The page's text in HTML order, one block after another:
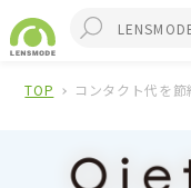
TOP コンタクト代を